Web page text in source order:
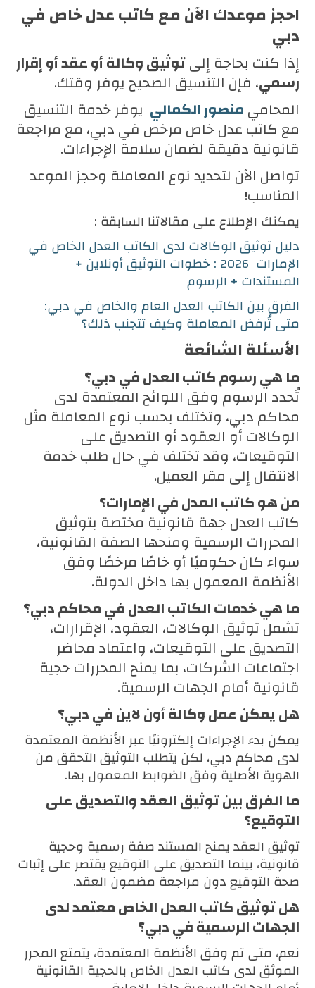
احجز موعدك الآن مع كاتب عدل خاص في
دبي
إذا كنت بحاجة إلىتوثيق وكالة أو عقد أو إقرار
رسمي، فإن التنسيق الصحيح يوفر وقتك.
المحاميمنصور الكمالي يوفر خدمة التنسيق
مع كاتب عدل خاص مرخص في دبي، مع مراجعة
قانونية دقيقة لضمان سلامة الإجراءات.
تواصل الآن لتحديد نوع المعاملة وحجز الموعد
المناسب!
يمكنك الإطلاع على مقالاتنا السابقة :
دليل توثيق الوكالات لدى الكاتب العدل الخاص في
الإمارات 2026 : خطوات التوثيق أونلاين +
المستندات + الرسوم
الفرق بين الكاتب العدل العام والخاص في دبي:
متى تُرفض المعاملة وكيف تتجنب ذلك؟
الأسئلة الشائعة
ما هي رسوم كاتب العدل في دبي؟
تُحدد الرسوم وفق اللوائح المعتمدة لدى
محاكم دبي، وتختلف بحسب نوع المعاملة مثل
الوكالات أو العقود أو التصديق على
التوقيعات، وقد تختلف في حال طلب خدمة
الانتقال إلى مقر العميل.
من هو كاتب العدل في الإمارات؟
كاتب العدل جهة قانونية مختصة بتوثيق
المحررات الرسمية ومنحها الصفة القانونية،
سواء كان حكوميًا أو خاصًا مرخصًا وفق
الأنظمة المعمول بها داخل الدولة.
ما هي خدمات الكاتب العدل في محاكم دبي؟
تشمل توثيق الوكالات، العقود، الإقرارات،
التصديق على التوقيعات، واعتماد محاضر
اجتماعات الشركات، بما يمنح المحررات حجية
قانونية أمام الجهات الرسمية.
هل يمكن عمل وكالة أون لاين في دبي؟
يمكن بدء الإجراءات إلكترونيًا عبر الأنظمة المعتمدة
لدى محاكم دبي، لكن يتطلب التوثيق التحقق من
الهوية الأصلية وفق الضوابط المعمول بها.
ما الفرق بين توثيق العقد والتصديق على
التوقيع؟
توثيق العقد يمنح المستند صفة رسمية وحجية
قانونية، بينما التصديق على التوقيع يقتصر على إثبات
صحة التوقيع دون مراجعة مضمون العقد.
هل توثيق كاتب العدل الخاص معتمد لدى
الجهات الرسمية في دبي؟
نعم، متى تم وفق الأنظمة المعتمدة، يتمتع المحرر
الموثق لدى كاتب العدل الخاص بالحجية القانونية